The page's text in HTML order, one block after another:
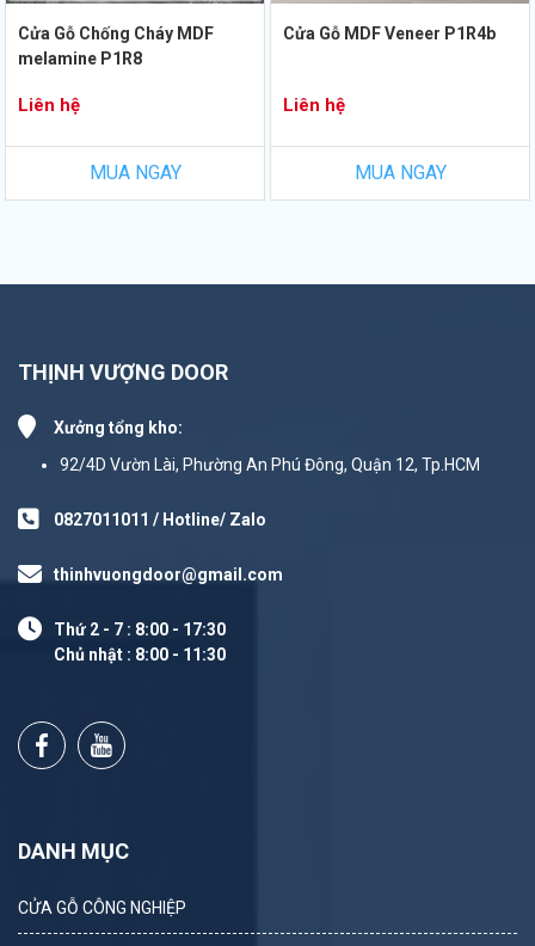
Cửa Gỗ Chống Cháy MDF
melamine P1R8
Liên hệ
MUA NGAY
Cửa Gỗ MDF Veneer P1R4b
Liên hệ
MUA NGAY
THỊNH VƯỢNG DOOR
Xưởng tổng kho:
92/4D Vườn Lài, Phường An Phú Đông, Quận 12, Tp.HCM
0827011011 / Hotline/ Zalo
thinhvuongdoor@gmail.com
Thứ 2 - 7 : 8:00 - 17:30
Chủ nhật : 8:00 - 11:30
DANH MỤC
CỬA GỖ CÔNG NGHIỆP